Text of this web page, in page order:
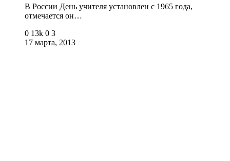
В России День учителя установлен с 1965 года,
отмечается он…
0 13k 0 3
17 марта, 2013